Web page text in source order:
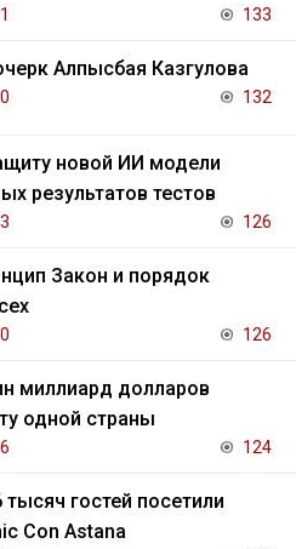
133
Алпысбая Казгулова
132
новой ИИ модели
результатов тестов
126
Закон и порядок
126
миллиард долларов
одной страны
124
гостей посетили
Con Astana